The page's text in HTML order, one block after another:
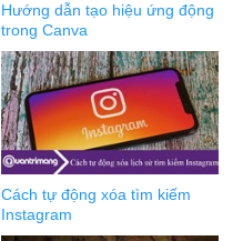
Hướng dẫn tạo hiệu ứng động
trong Canva
Cách tự động xóa tìm kiếm
Instagram